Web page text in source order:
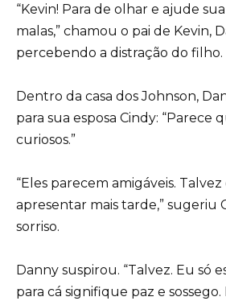
“Kevin! Para de olhar e ajude
malas,” chamou o pai de Kevin,
percebendo a distração do filho.
Dentro da casa dos Johnson,
para sua esposa Cindy: “Parece
curiosos.”
“Eles parecem amigáveis.
apresentar mais tarde,” sugeriu
sorriso.
Danny suspirou. “Talvez. Eu só
para cá signifique paz e